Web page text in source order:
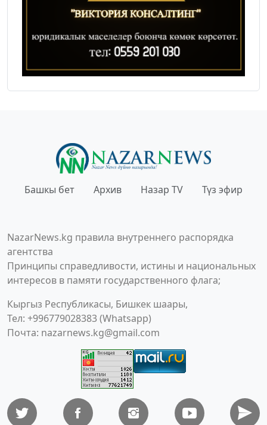
Башкы бет Архив Назар TV Түз эфир
NazarNews.kg правила внутреннего распорядка
агентства
Принципы справедливости, истины и национальных
интересов в памяти государственного флага;
Кыргыз Республикасы, Бишкек шаары,
Тел: +996779028383 (Whatsapp)
Почта: nazarnews.kg@gmail.com